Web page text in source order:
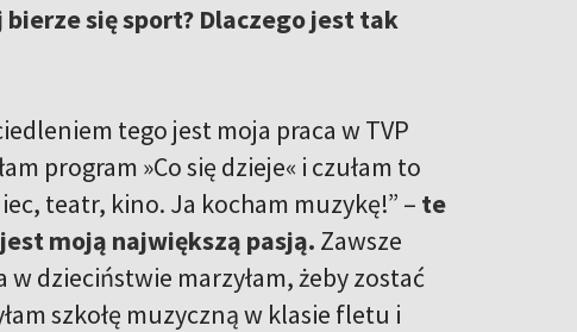
się sport? Dlaczego jest tak
tego jest moja praca w TVP
program »Co się dzieje« i czułam to
teatr, kino. Ja kocham muzykę!” – te
moją największą pasją. Zawsze
dzieciństwie marzyłam, żeby zostać
szkołę muzyczną w klasie fletu i